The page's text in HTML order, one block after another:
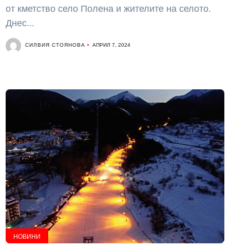
от кметство село Полена и жителите на селото.
Днес...
СИЛВИЯ СТОЯНОВА АПРИЛ 7, 2024
НОВИНИ